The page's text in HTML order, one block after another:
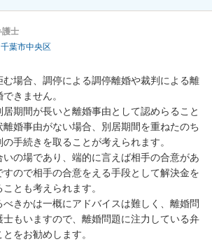
護士
千葉市中央区
場合、調停による調停離婚や裁判による離
きません。
期間が長いと離婚事由として認めらること
婚事由がない場合、別居期間を重ねたのち
手続きを取ることが考えられます。
いの場であり、端的に言えば相手の合意があ
ので相手の合意をえる手段として解決金を
とも考えられます。
べきかは一概にアドバイスは難しく、離婚問
もいますので、離婚問題に注力している弁
をお勧めします。